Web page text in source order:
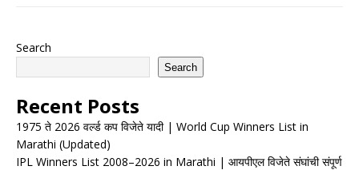
Search
Search
Recent Posts
1975 ते 2026 वर्ल्ड कप विजेते यादी | World Cup Winners List in
Marathi (Updated)
IPL Winners List 2008–2026 in Marathi | आयपीएल विजेते संघांची संपूर्ण